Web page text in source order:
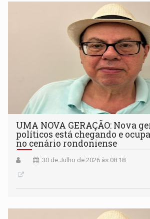
UMA NOVA GERAÇÃO: Nova
políticos está chegando e
no cenário rondoniense
30 de Julho de 2026 às 08:18